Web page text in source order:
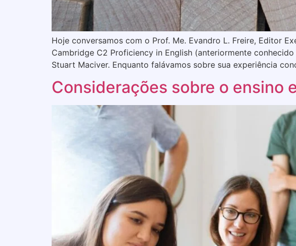
Hoje conversamos com o Prof. Me. Evandro L. Freire, Editor
Cambridge C2 Proficiency in English (anteriormente
Stuart Maciver. Enquanto falávamos sobre sua experiência
Considerações sobre o ensino